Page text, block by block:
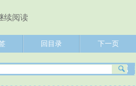
阅读
回目录 下一页